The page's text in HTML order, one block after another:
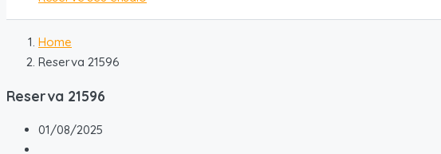
Home
Reserva 21596
Reserva 21596
01/08/2025